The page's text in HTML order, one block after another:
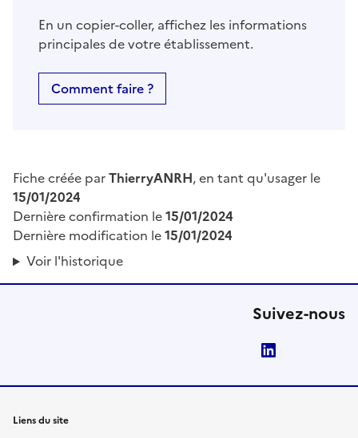
En un copier-coller, affichez les informations
principales de votre établissement.
Comment faire ?
Fiche créée parThierryANRH, en tant qu'usager le
15/01/2024
Dernière confirmation le15/01/2024
Dernière modification le15/01/2024
Voir l'historique
Suivez-nous
Liens du site